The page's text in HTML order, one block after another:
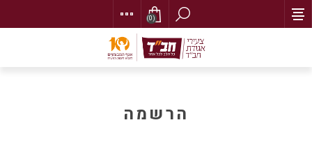
(0)
הרשמה